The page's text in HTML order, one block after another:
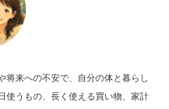
将来への不安で、自分の体と暮らし
使うもの、長く使える買い物、家計